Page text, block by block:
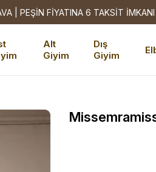
| PEŞİN FİYATINA 6 TAKSİT İMKANI
Alt
Giyim
Dış
Giyim